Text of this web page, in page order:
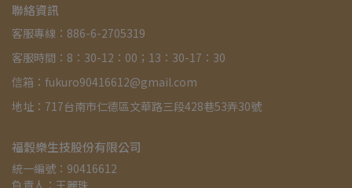
聯絡資訊
客服專線：886-6-2705319
客服時間：8：30-12：00；13：30-17：30
信箱：fukuro90416612@gmail.com
地址：717台南市仁德區文華路三段428巷53弄30號
福穀樂生技股份有限公司
統一編號：90416612
負責人：王麗珠